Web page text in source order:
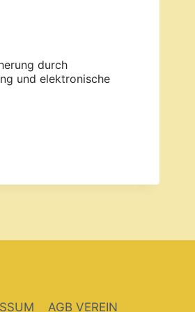
durch
und elektronische
AGB VEREIN